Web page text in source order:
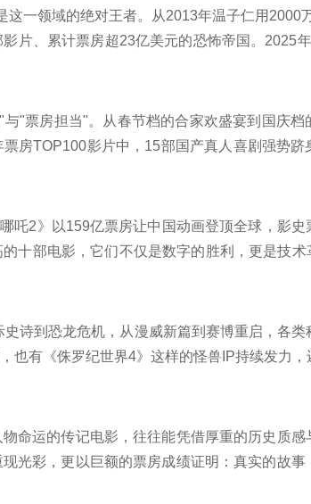
这一领域的绝对王者。从2013年温子仁用2000
片、累计票房超23亿美元的恐怖帝国。2025
影史恐怖片开画冠军宝座。本文将盘点全球恐
辑一起来看看详细名单吧！
"票房担当"。从春节档的合家欢盛宴到国庆档
房TOP100影片中，15部国产真人喜剧强势跻
疑、职场解压、家庭温情等多种风格的爆笑佳
吒2》以159亿票房让中国动画登顶全球，影史
十部电影，它们不仅是数字的胜利，更是技术
吧！
诗到恐龙危机，从漫威新篇到赛博重启，各类
也有《侏罗纪世界4》这样的怪兽IP持续发力，
中，好莱坞大制片厂依然占据主导，但原创
命运的传记电影，往往能凭借厚重的历史质感
光彩，更以巨额的票房成绩证明：真实的故事